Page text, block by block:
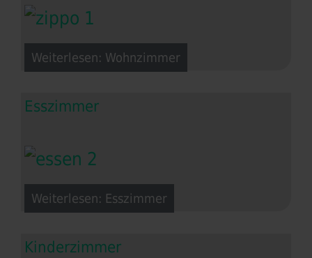
Weiterlesen: Wohnzimmer
Esszimmer
Weiterlesen: Esszimmer
Kinderzimmer